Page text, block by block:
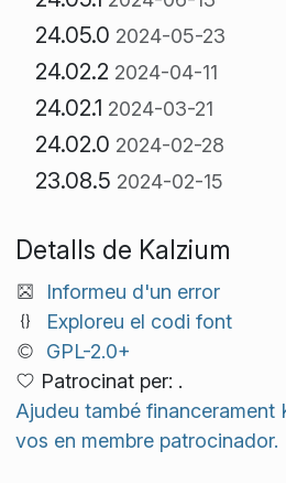
24.05.0 2024-05-23
24.02.2 2024-04-11
24.02.1 2024-03-21
24.02.0 2024-02-28
23.08.5 2024-02-15
Detalls de Kalzium
Informeu d'un error
Exploreu el codi font
GPL-2.0+
Patrocinat per: .
Ajudeu també financerament
vos en membre patrocinador.